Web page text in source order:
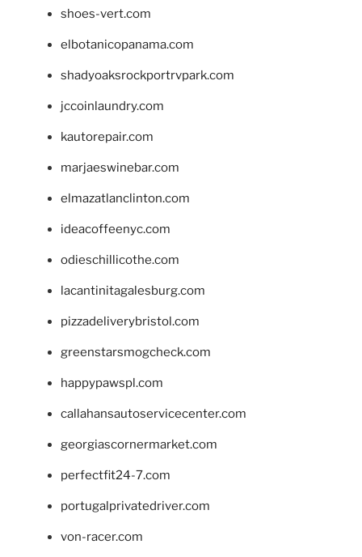
shoes-vert.com
elbotanicopanama.com
shadyoaksrockportrvpark.com
jccoinlaundry.com
kautorepair.com
marjaeswinebar.com
elmazatlanclinton.com
ideacoffeenyc.com
odieschillicothe.com
lacantinitagalesburg.com
pizzadeliverybristol.com
greenstarsmogcheck.com
happypawspl.com
callahansautoservicecenter.com
georgiascornermarket.com
perfectfit24-7.com
portugalprivatedriver.com
von-racer.com